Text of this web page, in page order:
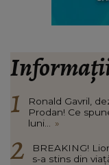
Ronald Gavril,
Prodan! Ce
luni...
»
BREAKING!
s-a stins din